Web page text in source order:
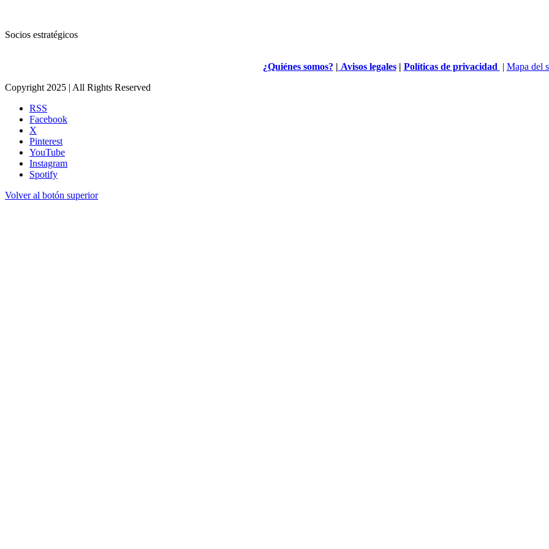
Socios estratégicos
¿Quiénes somos? | Avisos legales| Políticas de privacidad | Mapa del
Copyright 2025 | All Rights Reserved
RSS
Facebook
X
Pinterest
YouTube
Instagram
Spotify
Volver al botón superior